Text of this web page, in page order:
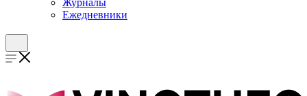
Журналы
Ежедневники